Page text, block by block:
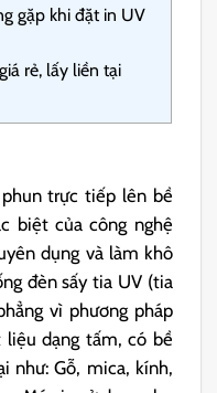
gặp khi đặt in UV
rẻ, lấy liền tại
trực tiếp lên bề
biệt của công nghệ
dụng và làm khô
đèn sấy tia UV (tia
vì phương pháp
liệu dạng tấm, có bề
như: Gỗ, mica, kính,